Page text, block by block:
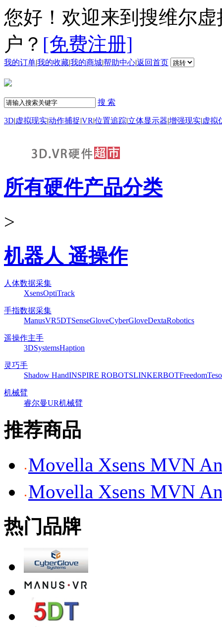
您好！欢迎来到搜维尔
户？ [免费注册]
我的订单|我的收藏|我的商城|帮助中心|返回首页
搜 索
3D|虚拟现实|动作捕捉|VR|位置追踪|立体显示器|增强现实|虚拟
所有硬件产品分类
>
机器人 遥操作
人体数据采集
XsensOptiTrack
手指数据采集
ManusVR5DTSenseGloveCyberGloveDextaRobotics
遥操作主手
3DSystemsHaption
灵巧手
Shadow HandINSPIRE ROBOTSLINKERBOTFreedom
机械臂
睿尔曼UR机械臂
推荐商品
Movella Xsens MVN
Movella Xsens MVN
热门品牌